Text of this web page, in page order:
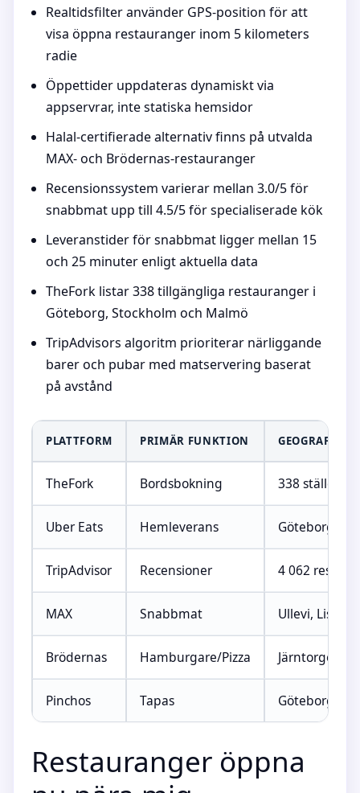
Realtidsfilter använder GPS-position för att
visa öppna restauranger inom 5 kilometers
radie
Öppettider uppdateras dynamiskt via
appservrar, inte statiska hemsidor
Halal-certifierade alternativ finns på utvalda
MAX- och Brödernas-restauranger
Recensionssystem varierar mellan 3.0/5 för
snabbmat upp till 4.5/5 för specialiserade kök
Leveranstider för snabbmat ligger mellan 15
och 25 minuter enligt aktuella data
TheFork listar 338 tillgängliga restauranger i
Göteborg, Stockholm och Malmö
TripAdvisors algoritm prioriterar närliggande
barer och pubar med matservering baserat
på avstånd
PLATTFORM PRIMÄR FUNKTION GEOGRAFISK
TheFork Bordsbokning 338 ställen
Uber Eats Hemleverans Göteborg/
TripAdvisor Recensioner 4 062 resultat
MAX Snabbmat Ullevi,
Brödernas Hamburgare/Pizza Järntorget,
Pinchos Tapas Göteborg/
Restauranger öppna